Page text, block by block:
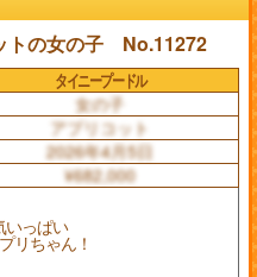
トの女の子 No.11272
タイニープードル
女の子
アプリコット
2026年4月5日
¥682,000
いっぱい
リちゃん！